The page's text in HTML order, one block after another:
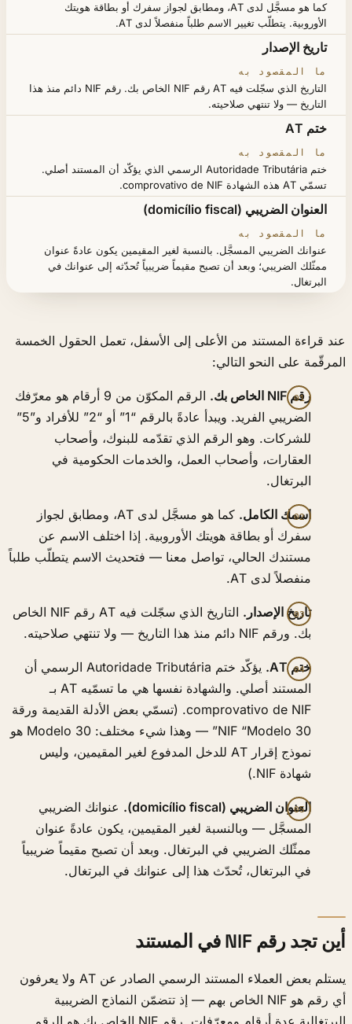
كما هو مسجَّل لدى AT، ومطابق لجواز سفرك أو بطاقة هويتك
الأوروبية. يتطلّب تغيير الاسم طلباً منفصلاً لدى AT.
تاريخ الإصدار
التاريخ الذي سجّلت فيه AT رقم NIF الخاص بك. رقم NIF دائم منذ هذا
التاريخ — ولا تنتهي صلاحيته.
ختم AT
ختم Autoridade Tributária الرسمي الذي يؤكّد أن المستند أصلي.
تسمّي AT هذه الشهادة comprovativo de NIF.
العنوان الضريبي (domicílio fiscal)
عنوانك الضريبي المسجَّل. بالنسبة لغير المقيمين يكون عادةً عنوان
ممثّلك الضريبي؛ وبعد أن تصبح مقيماً ضريبياً تُحدّثه إلى عنوانك في
البرتغال.
عند قراءة المستند من الأعلى إلى الأسفل، تعمل الحقول الخمسة
المرقّمة على النحو التالي:
رقم NIF الخاص بك.
الرقم المكوّن من 9 أرقام هو معرّفك
الضريبي الفريد. ويبدأ عادةً بالرقم “1” أو “2” للأفراد و”5”
للشركات. وهو الرقم الذي تقدّمه للبنوك، وأصحاب
العقارات، وأصحاب العمل، والخدمات الحكومية في
البرتغال.
اسمك الكامل.
كما هو مسجَّل لدى AT، ومطابق لجواز
سفرك أو بطاقة هويتك الأوروبية. إذا اختلف الاسم عن
مستندك الحالي، تواصل معنا — فتحديث الاسم يتطلّب طلباً
منفصلاً لدى AT.
تاريخ الإصدار.
التاريخ الذي سجّلت فيه AT رقم NIF الخاص
بك. ورقم NIF دائم منذ هذا التاريخ — ولا تنتهي صلاحيته.
ختم AT.
يؤكّد ختم Autoridade Tributária الرسمي أن
المستند أصلي. والشهادة نفسها هي ما تسمّيه AT بـ
comprovativo de NIF. (تسمّي بعض الأدلة القديمة ورقة
NIF “Modelo 30” — وهذا شيء مختلف: Modelo 30 هو
نموذج إقرار AT للدخل المدفوع لغير المقيمين، وليس
شهادة NIF.)
العنوان الضريبي (domicílio fiscal).
عنوانك الضريبي
المسجَّل — وبالنسبة لغير المقيمين، يكون عادةً عنوان
ممثّلك الضريبي في البرتغال. وبعد أن تصبح مقيماً ضريبياً
في البرتغال، تُحدّث هذا إلى عنوانك في البرتغال.
أين تجد رقم NIF في المستند
يستلم بعض العملاء المستند الرسمي الصادر عن AT ولا يعرفون
أي رقم هو NIF الخاص بهم — إذ تتضمّن النماذج الضريبية